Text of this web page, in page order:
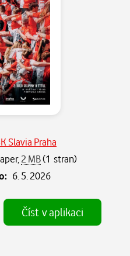
Slavia Praha
2 MB(1 stran)
6. 5. 2026
Číst v aplikaci